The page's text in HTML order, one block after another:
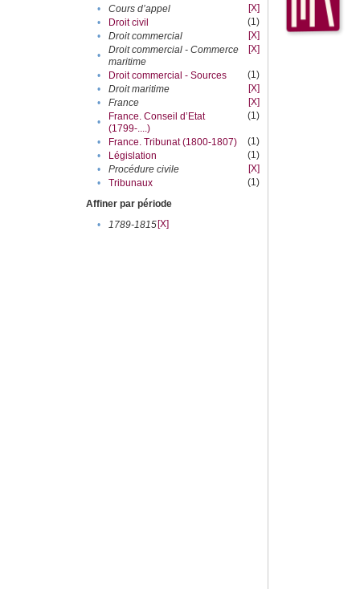
•
Cours d’appel
[X]
•
Droit civil
(1)
•
Droit commercial
[X]
•
Droit commercial - Commerce
maritime
[X]
• Droit commercial - Sources
(1)
•
Droit maritime
[X]
•
France
[X]
•
France. Conseil d’Etat
(1799-....)
(1)
• France. Tribunat (1800-1807)
(1)
•
Législation
(1)
•
Procédure civile
[X]
•
Tribunaux
(1)
Affiner par période
•
1789-1815[X]